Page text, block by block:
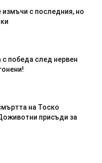
измъчи с последния, но
победа след нервен
на Тоско
присъди за